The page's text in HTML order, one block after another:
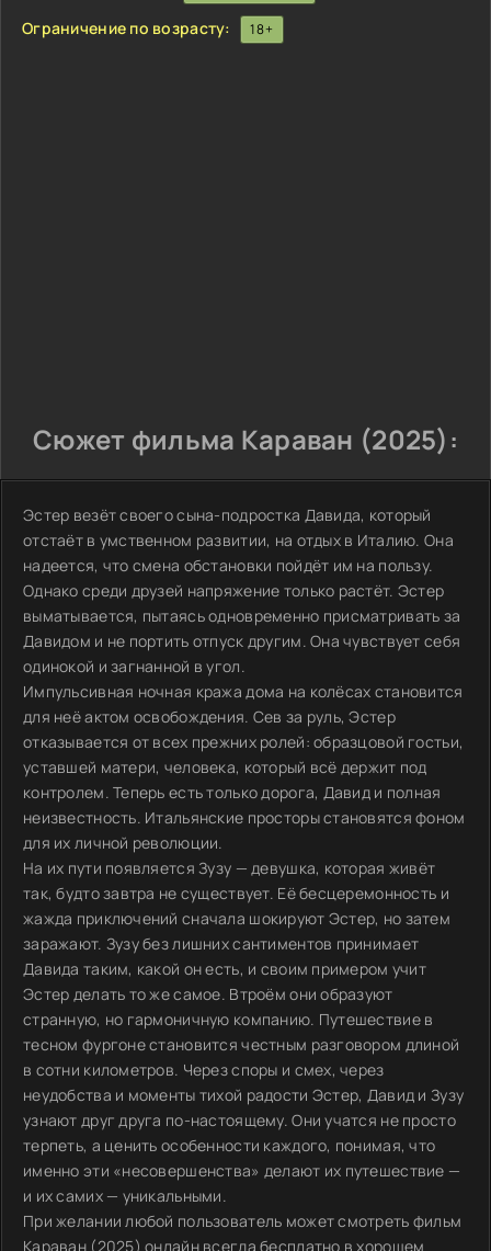
Ограничение по возрасту: 18+
Сюжет фильма Караван (2025):
Эстер везёт своего сына-подростка Давида, который
отстаёт в умственном развитии, на отдых в Италию. Она
надеется, что смена обстановки пойдёт им на пользу.
Однако среди друзей напряжение только растёт. Эстер
выматывается, пытаясь одновременно присматривать за
Давидом и не портить отпуск другим. Она чувствует себя
одинокой и загнанной в угол.
Импульсивная ночная кража дома на колёсах становится
для неё актом освобождения. Сев за руль, Эстер
отказывается от всех прежних ролей: образцовой гостьи,
уставшей матери, человека, который всё держит под
контролем. Теперь есть только дорога, Давид и полная
неизвестность. Итальянские просторы становятся фоном
для их личной революции.
На их пути появляется Зузу — девушка, которая живёт
так, будто завтра не существует. Её бесцеремонность и
жажда приключений сначала шокируют Эстер, но затем
заражают. Зузу без лишних сантиментов принимает
Давида таким, какой он есть, и своим примером учит
Эстер делать то же самое. Втроём они образуют
странную, но гармоничную компанию. Путешествие в
тесном фургоне становится честным разговором длиной
в сотни километров. Через споры и смех, через
неудобства и моменты тихой радости Эстер, Давид и Зузу
узнают друг друга по-настоящему. Они учатся не просто
терпеть, а ценить особенности каждого, понимая, что
именно эти «несовершенства» делают их путешествие —
и их самих — уникальными.
При желании любой пользователь может смотреть фильм
Караван (2025) онлайн всегда бесплатно в хорошем